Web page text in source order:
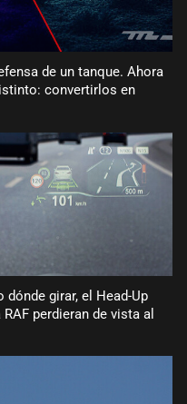
de un tanque. Ahora
convertirlos en
girar, el Head-Up
perdieran de vista al